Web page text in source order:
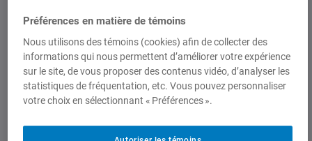
Nations Unies et leurs composantes :
cadre juridique, mandats, missions,
contingents militaires, police civile,
composantes humanitaires, électorales,
civiles, de droit humain et consolidation
des politiques canadiennes, des
Préférences en matière de témoins
Nous utilisons des témoins (cookies) afin de collecter des
informations qui nous permettent d’améliorer votre expérience
sur le site, de vous proposer des contenus vidéo, d’analyser les
statistiques de fréquentation, etc. Vous pouvez personnaliser
votre choix en sélectionnant « Préférences ».